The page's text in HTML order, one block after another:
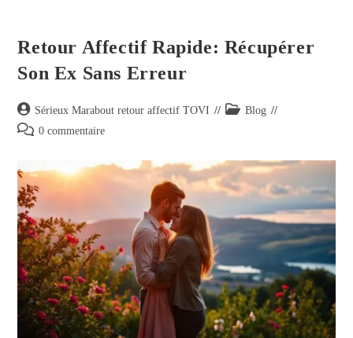
Retour Affectif Rapide: Récupérer
Son Ex Sans Erreur
Sérieux Marabout retour affectif TOVI
Blog
0 commentaire